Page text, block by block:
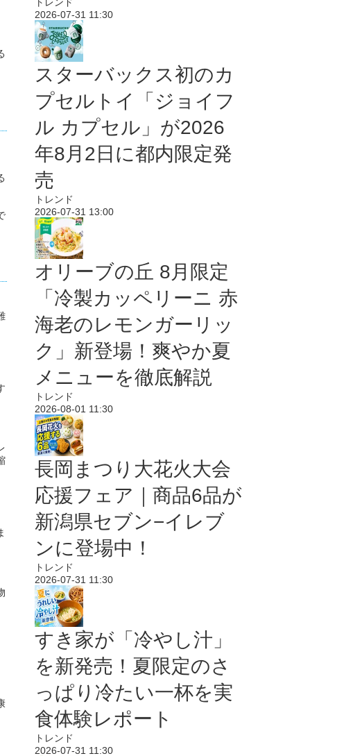
2026-07-31 11:30
スターバックス初のカ
プセルトイ「ジョイフ
ル カプセル」が2026
年8月2日に都内限定発
売
トレンド
2026-07-31 13:00
オリーブの丘 8月限定
「冷製カッペリーニ 赤
海老のレモンガーリッ
ク」新登場！爽やか夏
メニューを徹底解説
トレンド
2026-08-01 11:30
長岡まつり大花火大会
応援フェア｜商品6品が
新潟県セブン−イレブ
ンに登場中！
トレンド
2026-07-31 11:30
すき家が「冷やし汁」
を新発売！夏限定のさ
っぱり冷たい一杯を実
食体験レポート
トレンド
2026-07-31 11:30